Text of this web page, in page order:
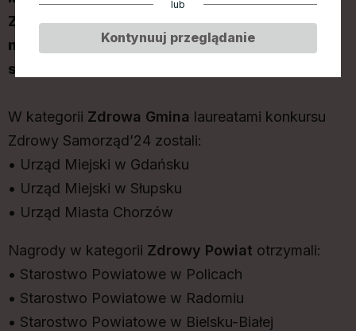
Zdrowe Województwo - dla trzech
najlepszych zdrowotnych programów
samorządowych w każdej z nich.
W kategorii Zdrowa Gmina laureatami konkursu
Zdrowy Samorząd’24 zostali:
• Urząd Miejski w Gdańsku
• Urząd Miejski w Słupsku
• Urząd Miasta Chorzów
Nagrody w kategorii Zdrowy Powiat otrzymali:
• Starostwo Powiatowe w Policach
• Starostwo Powiatowe w Radomiu
• Starostwo Powiatowe w Bielsku-Białej
lub
Kontynuuj przeglądanie